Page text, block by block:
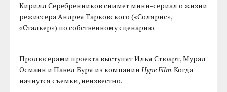
Кирилл Серебренников снимет мини-сериал о жизни
режиссера Андрея Тарковского («Солярис»,
«Сталкер») по собственному сценарию.
Продюсерами проекта выступят Илья Стюарт, Мурад
Османн и Павел Буря из компанииHype Film. Когда
начнутся съемки, неизвестно.